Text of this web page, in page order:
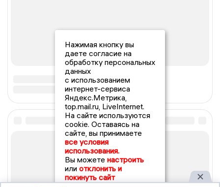
Нажимая кнопку вы
даете согласие на
обработку персональных
данных
с использованием
интернет-сервиса
Яндекс.Метрика,
top.mail.ru, LiveInternet.
На сайте используются
cookie. Оставаясь на
сайте, вы принимаете
все условия
использования.
Вы можете настроить
или отклонить и
покинуть сайт